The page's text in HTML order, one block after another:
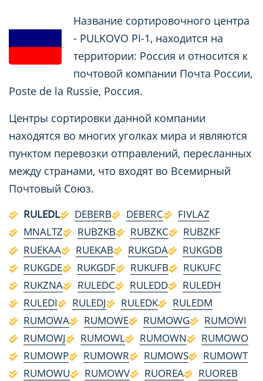
Название сортировочного центра
- PULKOVO PI-1, находится на
территории: Россия и относится к
почтовой компании Почта России,
Poste de la Russie, Россия.
Центры сортировки данной компании
находятся во многих уголках мира и являются
пунктом перевозки отправлений, пересланных
между странами, что входят во Всемирный
Почтовый Союз.
RULEDL DEBERB DEBERC
FIVLAZ
MNALTZ
RUBZKB RUBZKC
RUBZKF
RUEKAA
RUEKAB RUKGDA
RUKGDB
RUKGDE
RUKGDF RUKUFB
RUKUFC
RUKZNA
RULEDC RULEDD
RULEDH
RULEDI
RULEDJ RULEDK
RULEDM
RUMOWA
RUMOWE RUMOWG
RUMOWI
RUMOWJ
RUMOWL RUMOWN
RUMOWO
RUMOWP
RUMOWR RUMOWS
RUMOWT
RUMOWU
RUMOWV RUOREA
RUOREB